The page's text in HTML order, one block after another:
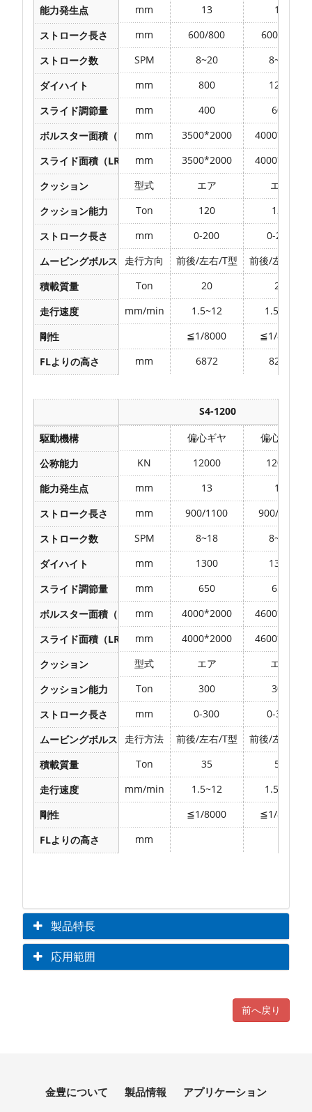
mm
13
13
mm
600/800
600/800
SPM
8~20
8~20
mm
800
1200
mm
400
600
mm
3500*2000
4000*2200
mm
3500*2000
4000*2200
型式
エア
エア
Ton
120
120
mm
0-200
0-200
走行方向
前後/左右/T型
前後/左右/T型
Ton
20
25
mm/min
1.5~12
1.5~12
≦1/8000
≦1/8000
mm
6872 8226
能力発生点
ストローク長さ
ストローク数
ダイハイト
スライド調節量
ボルスター面積（LR*FB）
スライド面積（LR*FB）
クッション
クッション能力
ストローク長さ
ムービングボルスター
積載質量
走行速度
剛性
FLよりの高さ
S4-1200
偏心ギヤ
偏心ギヤ
KN
12000
12000
mm
13
13
mm
900/1100
900/1100
SPM
8~18
8~18
mm
1300
1300
mm
650
650
mm
4000*2000
4600*2500
mm
4000*2000
4600*2500
型式
エア
エア
Ton
300
300
mm
0-300
0-300
走行方法
前後/左右/T型
前後/左右/T型
Ton
35
50
mm/min
1.5~12
1.5~12
≦1/8000
≦1/8000
mm
駆動機構
公称能力
能力発生点
ストローク長さ
ストローク数
ダイハイト
スライド調節量
ボルスター面積（LR*FB）
スライド面積（LR*FB）
クッション
クッション能力
ストローク長さ
ムービングボルスター
積載質量
走行速度
剛性
FLよりの高さ
製品特長
応用範囲
前へ戻り
金豊について 製品情報 アプリケーション